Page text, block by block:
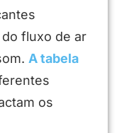
fluxo de ar
A tabela
os